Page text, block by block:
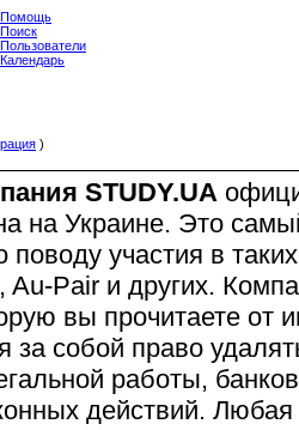
Помощь
Поиск
Пользователи
Календарь
)
STUDY.UA
на Украине. Это
поводу участия в
Pair и других.
вы прочитаете от
за собой право
работы,
действий.